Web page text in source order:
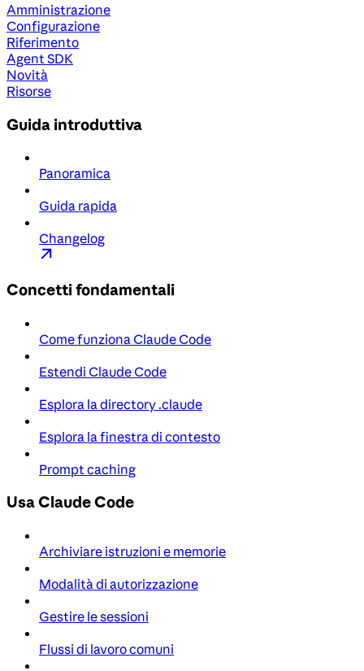
Amministrazione
Configurazione
Riferimento
Agent SDK
Novità
Risorse
Guida introduttiva
Panoramica
Guida rapida
Changelog
Concetti fondamentali
Come funziona Claude Code
Estendi Claude Code
Esplora la directory .claude
Esplora la finestra di contesto
Prompt caching
Usa Claude Code
Archiviare istruzioni e memorie
Modalità di autorizzazione
Gestire le sessioni
Flussi di lavoro comuni